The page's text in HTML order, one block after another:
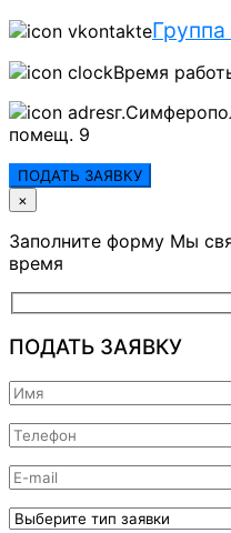
Группа
Время
помещ. 9
ПОДАТЬ ЗАЯВКУ
×
Заполните форму Мы
время
ПОДАТЬ ЗАЯВКУ